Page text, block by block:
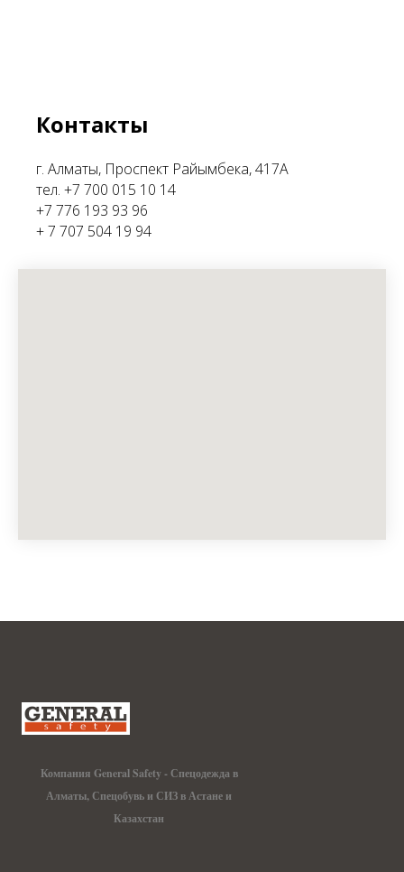
Контакты
г. Алматы, Проспект Райымбека, 417А
тел. +7 700 015 10 14
+7 776 193 93 96
+ 7 707 504 19 94
Компания General Safety - Спецодежда в
Алматы, Спецобувь и СИЗ в Астане и
Казахстан